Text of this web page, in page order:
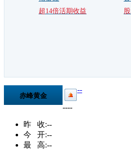
超14倍活期收益
赤峰黄金
--
----
昨 收:--
今 开:--
最 高:--